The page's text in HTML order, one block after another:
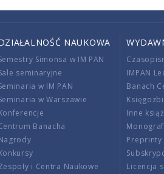
NAUKOWA
Simonsa w IM PAN
seminaryjne
w IM PAN
w Warszawie
Banacha
i Centra Naukowe
IMPAN
Banach
Inne
Preprinty
Licencja